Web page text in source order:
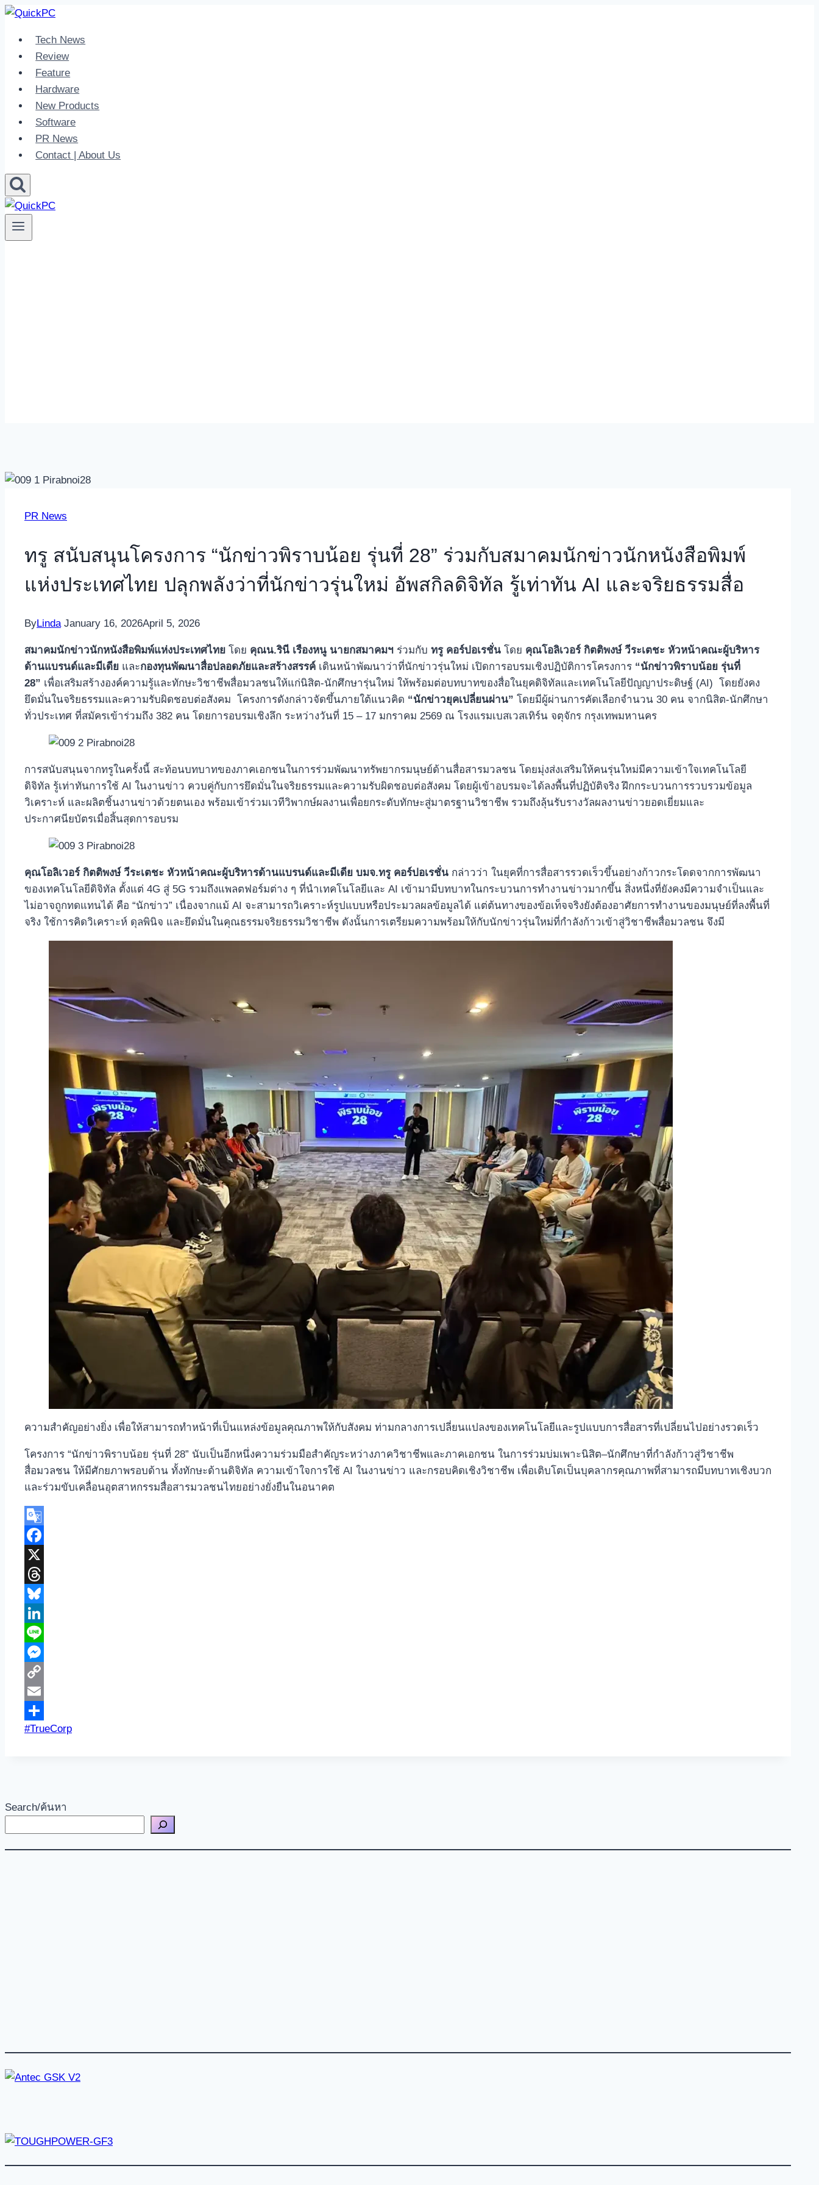
Skip
contentTech News
Review
Feature
Hardware
New Products
Software
PR News
Contact | About Us
PR News
ทรู สนับสนุนโครงการ “นักข่าวพิราบน้อย รุ่นที่ 28” ร่วมกับสมาคมนักข่าวนักหนังสือพิมพ์
แห่งประเทศไทย ปลุกพลังว่าที่นักข่าวรุ่นใหม่ อัพสกิลดิจิทัล รู้เท่าทัน AI และจริยธรรมสื่อ
ByLinda January 16, 2026April 5, 2026
สมาคมนักข่าวนักหนังสือพิมพ์แห่งประเทศไทย โดย คุณน.รินี เรืองหนู นายกสมาคมฯ ร่วมกับ ทรู คอร์ปอเรชั่น โดย คุณโอลิเวอร์ กิตติพงษ์ วีระเตชะ หัวหน้าคณะผู้บริหาร
ด้านแบรนด์และมีเดีย และกองทุนพัฒนาสื่อปลอดภัยและสร้างสรรค์ เดินหน้าพัฒนาว่าที่นักข่าวรุ่นใหม่ เปิดการอบรมเชิงปฏิบัติการโครงการ “นักข่าวพิราบน้อย รุ่นที่
28” เพื่อเสริมสร้างองค์ความรู้และทักษะวิชาชีพสื่อมวลชนให้แก่นิสิต-นักศึกษารุ่นใหม่ ให้พร้อมต่อบทบาทของสื่อในยุคดิจิทัลและเทคโนโลยีปัญญาประดิษฐ์ (AI) โดยยังคง
ยึดมั่นในจริยธรรมและความรับผิดชอบต่อสังคม โครงการดังกล่าวจัดขึ้นภายใต้แนวคิด “นักข่าวยุคเปลี่ยนผ่าน” โดยมีผู้ผ่านการคัดเลือกจำนวน 30 คน จากนิสิต-นักศึกษา
ทั่วประเทศ ที่สมัครเข้าร่วมถึง 382 คน โดยการอบรมเชิงลึก ระหว่างวันที่ 15 – 17 มกราคม 2569 ณ โรงแรมเบสเวสเทิร์น จตุจักร กรุงเทพมหานคร
การสนับสนุนจากทรูในครั้งนี้ สะท้อนบทบาทของภาคเอกชนในการร่วมพัฒนาทรัพยากรมนุษย์ด้านสื่อสารมวลชน โดยมุ่งส่งเสริมให้คนรุ่นใหม่มีความเข้าใจเทคโนโลยี
ดิจิทัล รู้เท่าทันการใช้ AI ในงานข่าว ควบคู่กับการยึดมั่นในจริยธรรมและความรับผิดชอบต่อสังคม โดยผู้เข้าอบรมจะได้ลงพื้นที่ปฏิบัติจริง ฝึกกระบวนการรวบรวมข้อมูล
วิเคราะห์ และผลิตชิ้นงานข่าวด้วยตนเอง พร้อมเข้าร่วมเวทีวิพากษ์ผลงานเพื่อยกระดับทักษะสู่มาตรฐานวิชาชีพ รวมถึงลุ้นรับรางวัลผลงานข่าวยอดเยี่ยมและ
ประกาศนียบัตรเมื่อสิ้นสุดการอบรม
คุณโอลิเวอร์ กิตติพงษ์ วีระเตชะ หัวหน้าคณะผู้บริหารด้านแบรนด์และมีเดีย บมจ.ทรู คอร์ปอเรชั่น กล่าวว่า ในยุคที่การสื่อสารรวดเร็วขึ้นอย่างก้าวกระโดดจากการพัฒนา
ของเทคโนโลยีดิจิทัล ตั้งแต่ 4G สู่ 5G รวมถึงแพลตฟอร์มต่าง ๆ ที่นำเทคโนโลยีและ AI เข้ามามีบทบาทในกระบวนการทำงานข่าวมากขึ้น สิ่งหนึ่งที่ยังคงมีความจำเป็นและ
ไม่อาจถูกทดแทนได้ คือ “นักข่าว” เนื่องจากแม้ AI จะสามารถวิเคราะห์รูปแบบหรือประมวลผลข้อมูลได้ แต่ต้นทางของข้อเท็จจริงยังต้องอาศัยการทำงานของมนุษย์ที่ลงพื้นที่
จริง ใช้การคิดวิเคราะห์ ดุลพินิจ และยึดมั่นในคุณธรรมจริยธรรมวิชาชีพ ดังนั้นการเตรียมความพร้อมให้กับนักข่าวรุ่นใหม่ที่กำลังก้าวเข้าสู่วิชาชีพสื่อมวลชน จึงมี
ความสำคัญอย่างยิ่ง เพื่อให้สามารถทำหน้าที่เป็นแหล่งข้อมูลคุณภาพให้กับสังคม ท่ามกลางการเปลี่ยนแปลงของเทคโนโลยีและรูปแบบการสื่อสารที่เปลี่ยนไปอย่างรวดเร็ว
โครงการ “นักข่าวพิราบน้อย รุ่นที่ 28” นับเป็นอีกหนึ่งความร่วมมือสำคัญระหว่างภาควิชาชีพและภาคเอกชน ในการร่วมบ่มเพาะนิสิต–นักศึกษาที่กำลังก้าวสู่วิชาชีพ
สื่อมวลชน ให้มีศักยภาพรอบด้าน ทั้งทักษะด้านดิจิทัล ความเข้าใจการใช้ AI ในงานข่าว และกรอบคิดเชิงวิชาชีพ เพื่อเติบโตเป็นบุคลากรคุณภาพที่สามารถมีบทบาทเชิงบวก
และร่วมขับเคลื่อนอุตสาหกรรมสื่อสารมวลชนไทยอย่างยั่งยืนในอนาคต
Google
Translate
Facebook
X
Threads
Bluesky
LinkedIn
Line
Messenger
Copy
Link
Email
Share
Post
#TrueCorp
Search/ค้นหา